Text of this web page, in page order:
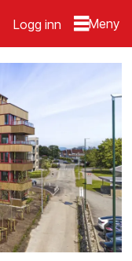
Logg inn